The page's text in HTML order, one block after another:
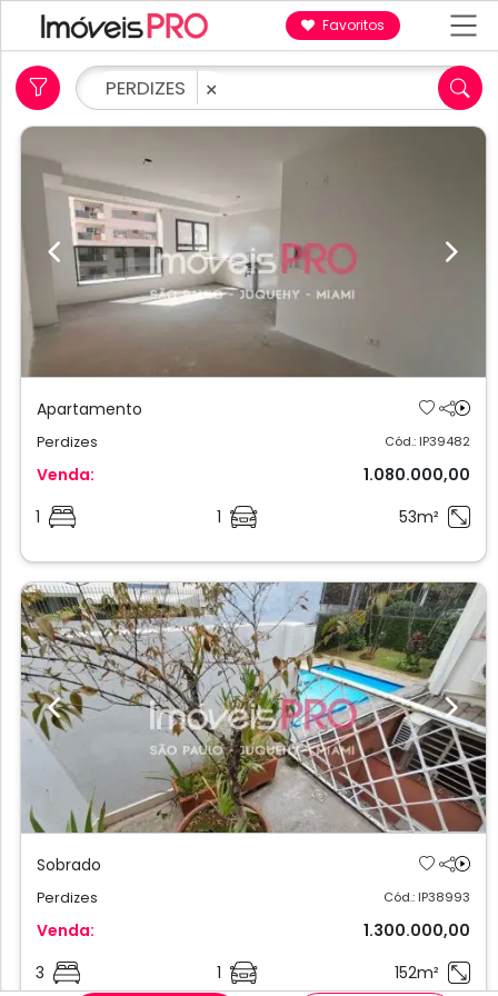
Favoritos
PERDIZES ×
Previous Next
Apartamento
Perdizes Cód.: IP39482
Venda:
1.080.000,00
1
1 53m²
Previous Next
Sobrado
Perdizes Cód.: IP38993
Venda:
1.300.000,00
3
1 152m²